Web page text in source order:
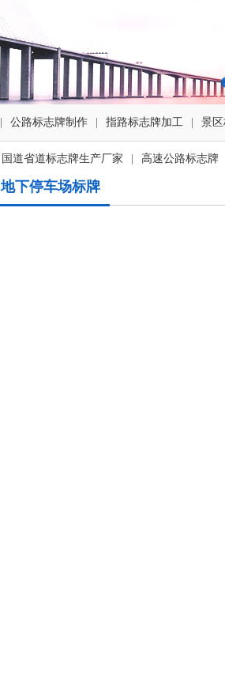
公路标志牌制作 指路标志牌加工 景区
国道省道标志牌生产厂家 高速公路标志牌
地下停车场标牌